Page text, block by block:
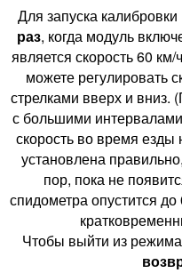
Для запуска
раз, когда модуль
является скорость 60
можете регулировать
стрелками вверх и вниз.
с большими
скорость во время езды
установлена
пор, пока не
спидометра опустится
Чтобы выйти из